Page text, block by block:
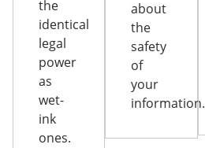
the
identical
legal
power
as
wet-
ink
ones.
about
the
safety
of
your
information.